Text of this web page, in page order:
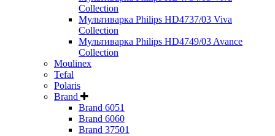
Collection
Мультиварка Philips HD4737/03 Viva
Collection
Мультиварка Philips HD4749/03 Avance
Collection
Moulinex
Tefal
Polaris
Brand
Brand 6051
Brand 6060
Brand 37501